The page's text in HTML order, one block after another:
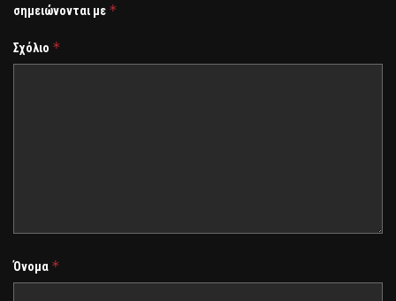
σημειώνονται με *
Σχόλιο *
Όνομα *